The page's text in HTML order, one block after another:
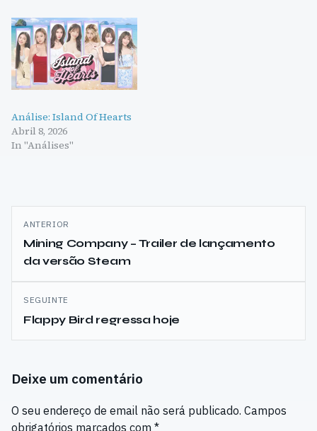
Análise: Island Of Hearts
Abril 8, 2026
In "Análises"
Navegação
de
artigos
ANTERIOR
Mining Company – Trailer de lançamento
da versão Steam
SEGUINTE
Flappy Bird regressa hoje
Deixe um comentário
O seu endereço de email não será publicado. Campos
obrigatórios marcados com *